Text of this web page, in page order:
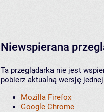
Niewspierana
Ta przeglądarka nie jest
pobierz aktualną wersję
Mozilla Firefox
Google Chrome